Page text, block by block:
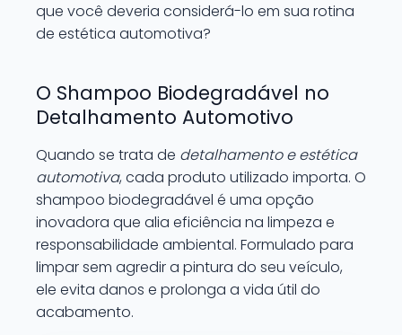
que você deveria considerá-lo em sua rotina
de estética automotiva?
O Shampoo Biodegradável no
Detalhamento Automotivo
Quando se trata de detalhamento e estética
automotiva, cada produto utilizado importa. O
shampoo biodegradável é uma opção
inovadora que alia eficiência na limpeza e
responsabilidade ambiental. Formulado para
limpar sem agredir a pintura do seu veículo,
ele evita danos e prolonga a vida útil do
acabamento.